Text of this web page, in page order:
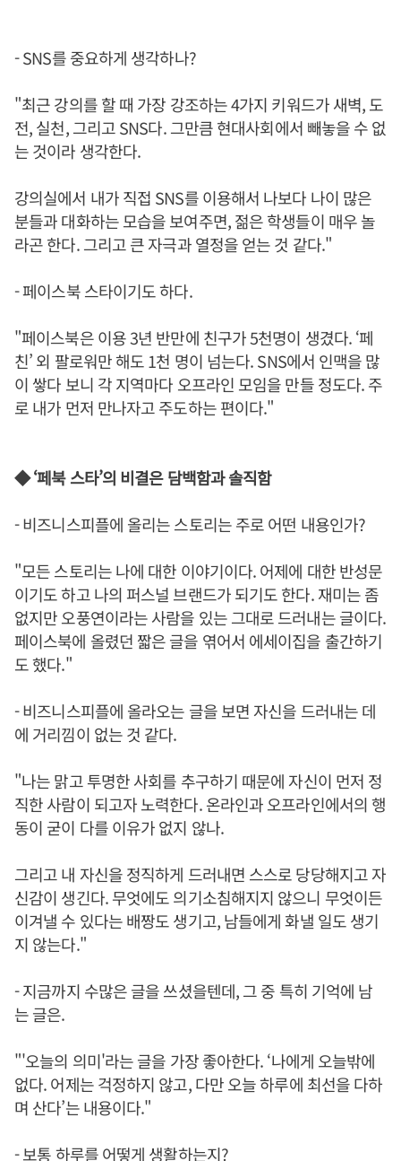
- SNS를 중요하게 생각하나?
"최근 강의를 할 때 가장 강조하는 4가지 키워드가 새벽, 도
전, 실천, 그리고 SNS다. 그만큼 현대사회에서 빼놓을 수 없
는 것이라 생각한다.
강의실에서 내가 직접 SNS를 이용해서 나보다 나이 많은
분들과 대화하는 모습을 보여주면, 젊은 학생들이 매우 놀
라곤 한다. 그리고 큰 자극과 열정을 얻는 것 같다."
- 페이스북 스타이기도 하다.
"페이스북은 이용 3년 반만에 친구가 5천명이 생겼다. ‘페
친’ 외 팔로워만 해도 1천 명이 넘는다. SNS에서 인맥을 많
이 쌓다 보니 각 지역마다 오프라인 모임을 만들 정도다. 주
로 내가 먼저 만나자고 주도하는 편이다."
◆ ‘페북 스타’의 비결은 담백함과 솔직함
- 비즈니스피플에 올리는 스토리는 주로 어떤 내용인가?
"모든 스토리는 나에 대한 이야기이다. 어제에 대한 반성문
이기도 하고 나의 퍼스널 브랜드가 되기도 한다. 재미는 좀
없지만 오풍연이라는 사람을 있는 그대로 드러내는 글이다.
페이스북에 올렸던 짧은 글을 엮어서 에세이집을 출간하기
도 했다."
- 비즈니스피플에 올라오는 글을 보면 자신을 드러내는 데
에 거리낌이 없는 것 같다.
"나는 맑고 투명한 사회를 추구하기 때문에 자신이 먼저 정
직한 사람이 되고자 노력한다. 온라인과 오프라인에서의 행
동이 굳이 다를 이유가 없지 않나.
그리고 내 자신을 정직하게 드러내면 스스로 당당해지고 자
신감이 생긴다. 무엇에도 의기소침해지지 않으니 무엇이든
이겨낼 수 있다는 배짱도 생기고, 남들에게 화낼 일도 생기
지 않는다."
- 지금까지 수많은 글을 쓰셨을텐데, 그 중 특히 기억에 남
는 글은.
"'오늘의 의미'라는 글을 가장 좋아한다. ‘나에게 오늘밖에
없다. 어제는 걱정하지 않고, 다만 오늘 하루에 최선을 다하
며 산다’는 내용이다."
- 보통 하루를 어떻게 생활하는지?